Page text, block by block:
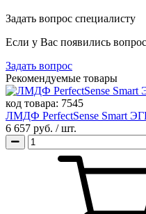
Задать вопрос специалисту
Если у Вас появились
Задать вопрос
Рекомендуемые товары
код товара: 7545
ЛМДФ PerfectSense Smart
6 657 руб. / шт.